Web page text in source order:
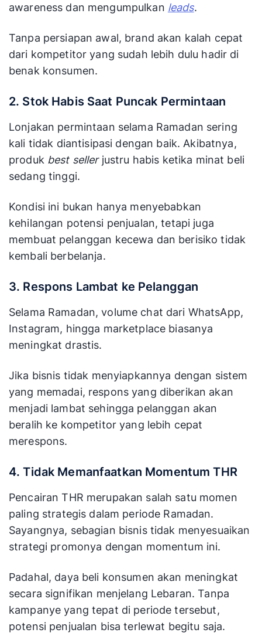
awareness dan mengumpulkan leads.
Tanpa persiapan awal, brand akan kalah cepat
dari kompetitor yang sudah lebih dulu hadir di
benak konsumen.
2. Stok Habis Saat Puncak Permintaan
Lonjakan permintaan selama Ramadan sering
kali tidak diantisipasi dengan baik. Akibatnya,
produk best sellerjustru habis ketika minat beli
sedang tinggi.
Kondisi ini bukan hanya menyebabkan
kehilangan potensi penjualan, tetapi juga
membuat pelanggan kecewa dan berisiko tidak
kembali berbelanja.
3. Respons Lambat ke Pelanggan
Selama Ramadan, volume chat dari WhatsApp,
Instagram, hingga marketplace biasanya
meningkat drastis.
Jika bisnis tidak menyiapkannya dengan sistem
yang memadai, respons yang diberikan akan
menjadi lambat sehingga pelanggan akan
beralih ke kompetitor yang lebih cepat
merespons.
4. Tidak Memanfaatkan Momentum THR
Pencairan THR merupakan salah satu momen
paling strategis dalam periode Ramadan.
Sayangnya, sebagian bisnis tidak menyesuaikan
strategi promonya dengan momentum ini.
Padahal, daya beli konsumen akan meningkat
secara signifikan menjelang Lebaran. Tanpa
kampanye yang tepat di periode tersebut,
potensi penjualan bisa terlewat begitu saja.